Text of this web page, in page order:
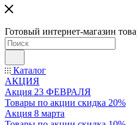
Готовый интернет-магазин
Каталог
АКЦИЯ
Акция 23 ФЕВРАЛЯ
Товары по акции скидка 20%
Акция 8 марта